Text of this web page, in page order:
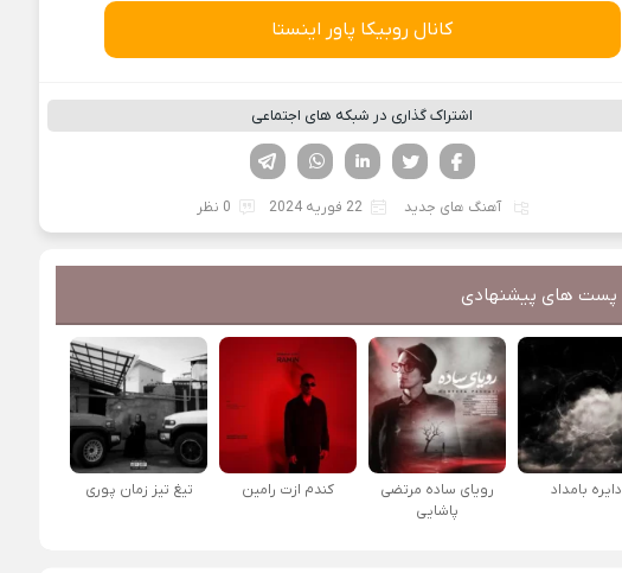
کانال روبیکا پاور اینستا
اشتراک گذاری در شبکه های اجتماعی
لینکدین تویتر
فیسوک
آهنگ های جدید 22 فوریه 2024 0 نظر
پست های پیشنهادی
دایره بامداد
رویای ساده مرتضی
پاشایی
کندم ازت رامین تیغ تیز زمان پوری